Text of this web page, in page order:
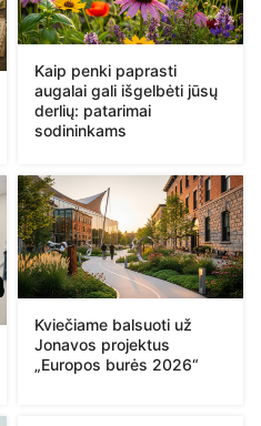
Kaip penki paprasti
augalai gali išgelbėti jūsų
derlių: patarimai
sodininkams
Kviečiame balsuoti už
Jonavos projektus
„Europos burės 2026“